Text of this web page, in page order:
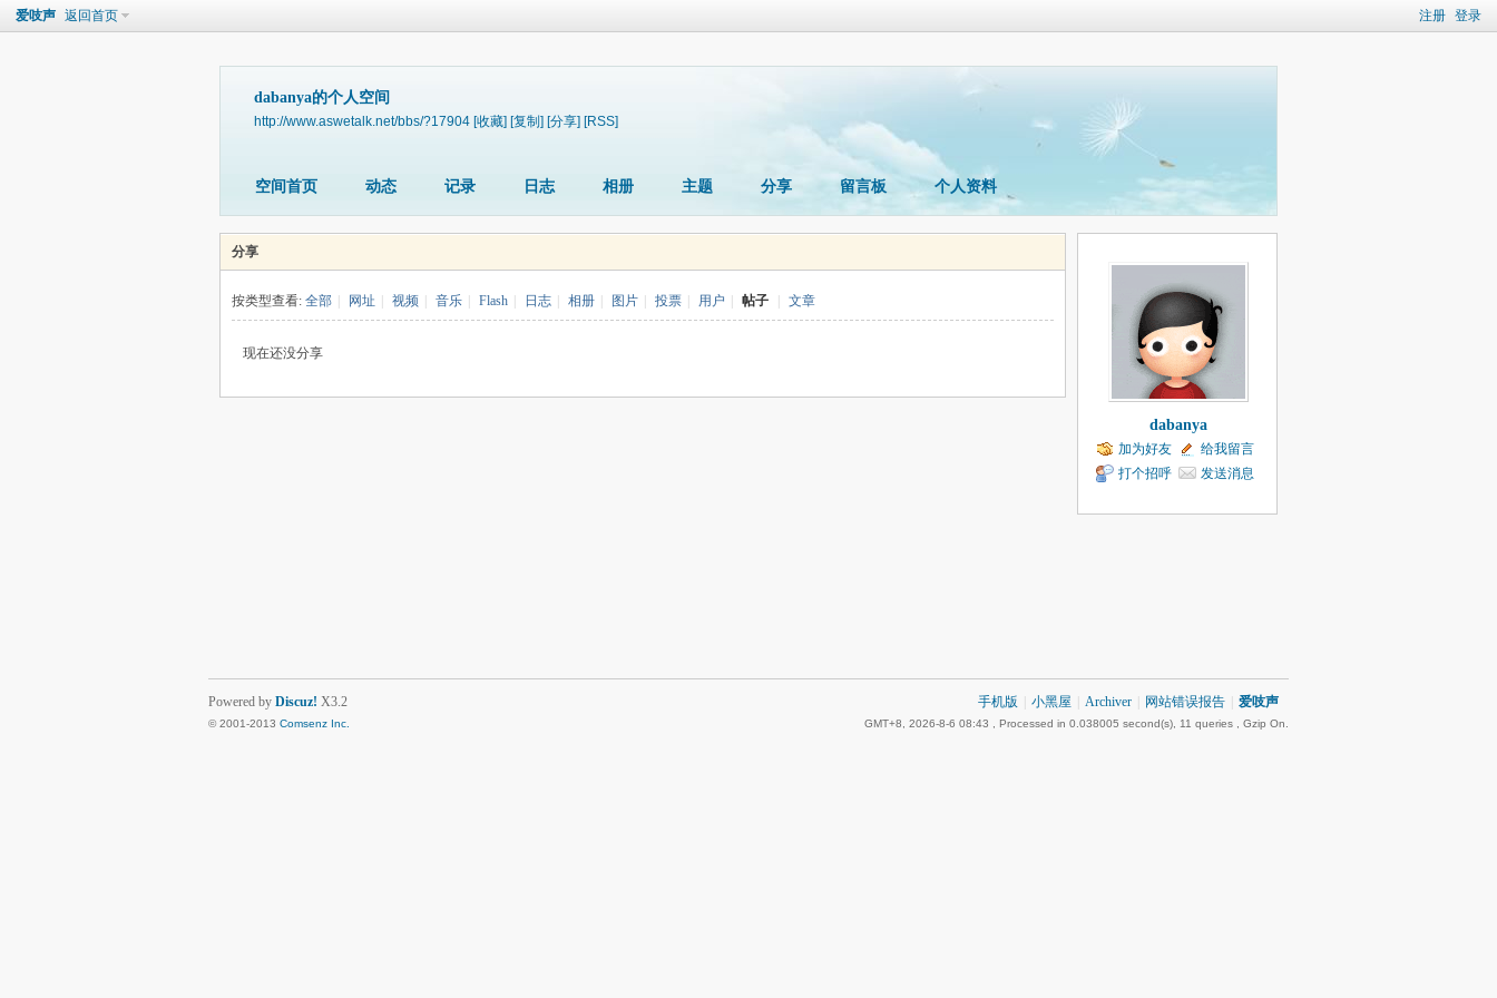
注册 登录
爱吱声 返回首页
dabanya的个人空间
http://www.aswetalk.net/bbs/?17904 [收藏] [复制] [分享] [RSS]
空间首页 动态 记录 日志 相册 主题 分享 留言板 个人资料
分享
按类型查看: 全部 网址 视频 音乐 Flash 日志 相册 图片 投票 用户 帖子 文章
现在还没分享
dabanya
加为好友
给我留言
打个招呼
发送消息
手机版 小黑屋 Archiver 网站错误报告 爱吱声
GMT+8, 2026-8-6 08:43 , Processed in 0.038005 second(s), 11 queries , Gzip On.
Powered by Discuz! X3.2
© 2001-2013 Comsenz Inc.